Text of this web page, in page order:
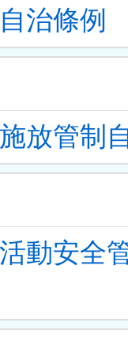
治條例
放管制
動安全